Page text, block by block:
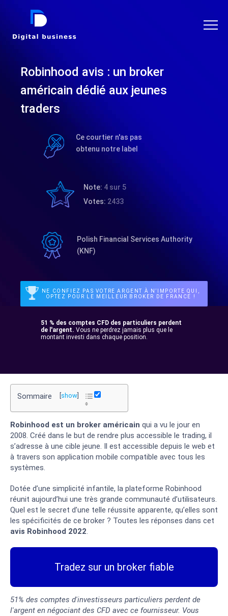
DIGITAL BUSINESS
Robinhood avis : un broker
américain dédié aux jeunes
traders
Ce courtier n'as pas
obtenu notre label
Note: 4 sur 5
Votes: 2433
Polish Financial Services Authority
(KNF)
NE CONFIEZ PAS VOTRE ARGENT À N’IMPORTE QUI,
OPTEZ POUR LE MEILLEUR BROKER DE FRANCE !
51 % des comptes CFD des particuliers perdent
de l'argent. Vous ne perdrez jamais plus que le
montant investi dans chaque position.
Sommaire show
Robinhood est un broker américain qui a vu le jour en
2008. Créé dans le but de rendre plus accessible le trading, il
s’adresse à une cible jeune. Il est accessible depuis le web et
à travers son application mobile compatible avec tous les
systèmes.
Dotée d’une simplicité infantile, la plateforme Robinhood
réunit aujourd’hui une très grande communauté d’utilisateurs.
Quel est le secret d’une telle réussite apparente, qu’elles sont
les spécificités de ce broker ? Toutes les réponses dans cet
avis Robinhood 2022.
Tradez sur un broker fiable
51% des comptes d'investisseurs particuliers perdent de
l'argent en négociant des CFD avec ce fournisseur. Vous